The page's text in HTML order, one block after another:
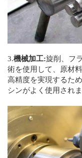
3.機械加工:旋削、フ
術を使用して、原材
高精度を実現するた
シンがよく使用されま